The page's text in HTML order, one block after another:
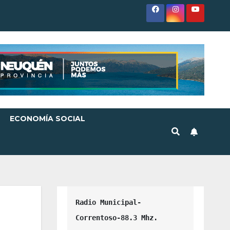
ECONOMÍA SOCIAL
Radio Municipal-
Correntoso-88.3 Mhz.